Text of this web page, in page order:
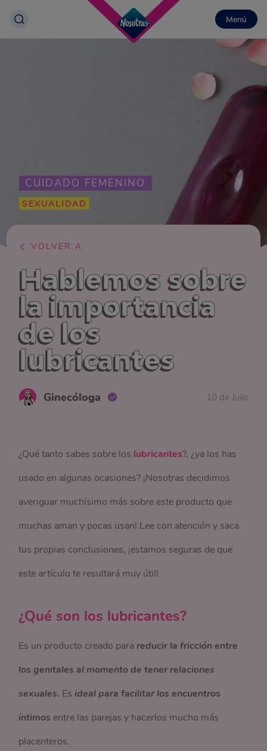
Menú
CUIDADO FEMENINO
SEXUALIDAD
VOLVER A
Hablemos sobre
la importancia
de los
lubricantes
Ginecóloga 10 de Julio
¿Qué tanto sabes sobre los lubricantes?, ¿ya los has
usado en algunas ocasiones? ¡Nosotras decidimos
averiguar muchísimo más sobre este producto que
muchas aman y pocas usan! Lee con atención y saca
tus propias conclusiones, ¡estamos seguras de que
este artículo te resultará muy útil!
¿Qué son los lubricantes?
Es un producto creado para reducir la fricción entre
los genitales al momento de tener relaciones
sexuales. Es ideal para facilitar los encuentros
íntimos entre las parejas y hacerlos mucho más
placenteros.